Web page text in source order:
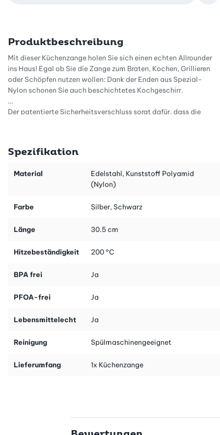
Produktbeschreibung
Mit dieser Küchenzange holen Sie sich einen echten Allrounder
ins Haus! Egal ob Sie die Zange zum Braten, Kochen, Grillieren
oder Schöpfen nutzen wollen: Dank der Enden aus Spezial-
Nylon schonen Sie auch beschichtetes Kochgeschirr.
Der patentierte Sicherheitsverschluss sorgt dafür, dass die
Spezifikation
Material
Edelstahl, Kunststoff Polyamid
(Nylon)
Farbe Silber, Schwarz
Länge 30.5 cm
Hitzebeständigkeit 200 °C
BPA frei Ja
PFOA-frei Ja
Lebensmittelecht Ja
Reinigung Spülmaschinengeeignet
Lieferumfang 1x Küchenzange